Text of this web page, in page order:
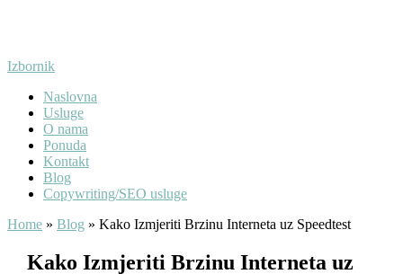
Izbornik
Naslovna
Usluge
O nama
Ponuda
Kontakt
Blog
Copywriting/SEO usluge
Home » Blog » Kako Izmjeriti Brzinu Interneta uz Speedtest
Kako Izmjeriti Brzinu Interneta uz